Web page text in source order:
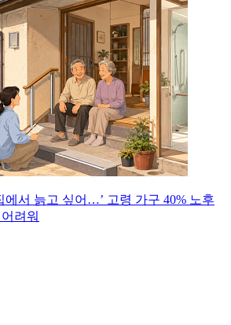
에서 늙고 싶어…’ 고령 가구 40% 노후
려워